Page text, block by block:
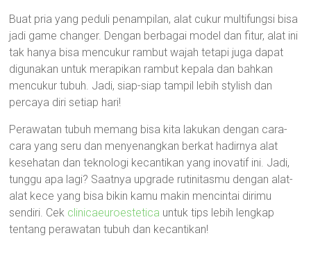
Buat pria yang peduli penampilan, alat cukur multifungsi bisa
jadi game changer. Dengan berbagai model dan fitur, alat ini
tak hanya bisa mencukur rambut wajah tetapi juga dapat
digunakan untuk merapikan rambut kepala dan bahkan
mencukur tubuh. Jadi, siap-siap tampil lebih stylish dan
percaya diri setiap hari!
Perawatan tubuh memang bisa kita lakukan dengan cara-
cara yang seru dan menyenangkan berkat hadirnya alat
kesehatan dan teknologi kecantikan yang inovatif ini. Jadi,
tunggu apa lagi? Saatnya upgrade rutinitasmu dengan alat-
alat kece yang bisa bikin kamu makin mencintai dirimu
sendiri. Cek clinicaeuroestetica untuk tips lebih lengkap
tentang perawatan tubuh dan kecantikan!